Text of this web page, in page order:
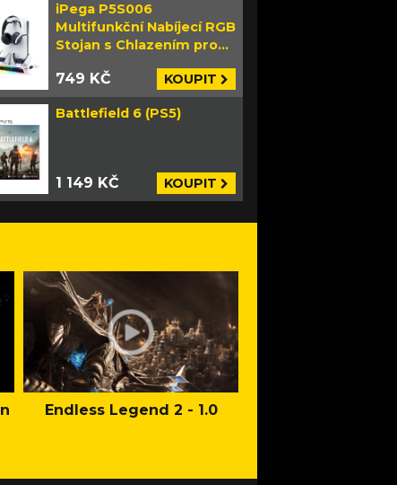
iPega P5S006
Multifunkční Nabíjecí RGB
Stojan s Chlazením pro
749 KČ KOUPIT
Battlefield 6 (PS5)
1 149 KČ KOUPIT
Endless Legend 2 - 1.0